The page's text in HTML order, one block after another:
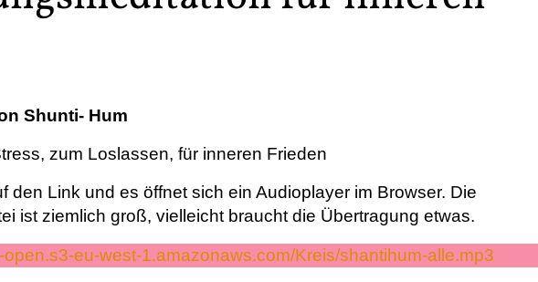
Shunti- Hum
zum Loslassen, für inneren Frieden
den Link und es öffnet sich ein Audioplayer im Browser. Die
ist ziemlich groß, vielleicht braucht die Übertragung etwas.
open.s3-eu-west-1.amazonaws.com/Kreis/shantihum-alle.mp3